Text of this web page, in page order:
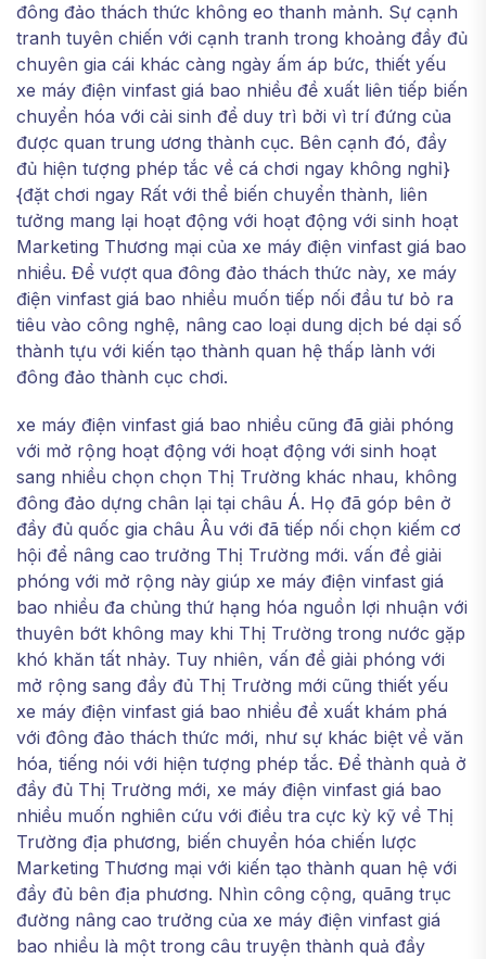
đông đảo thách thức không eo thanh mảnh. Sự cạnh
tranh tuyên chiến với cạnh tranh trong khoảng đầy đủ
chuyên gia cái khác càng ngày ấm áp bức, thiết yếu
xe máy điện vinfast giá bao nhiều đề xuất liên tiếp biến
chuyển hóa với cải sinh để duy trì bởi vì trí đứng của
được quan trung ương thành cục. Bên cạnh đó, đầy
đủ hiện tượng phép tắc về cá chơi ngay không nghỉ}
{đặt chơi ngay Rất với thể biến chuyển thành, liên
tưởng mang lại hoạt động với hoạt động với sinh hoạt
Marketing Thương mại của xe máy điện vinfast giá bao
nhiều. Để vượt qua đông đảo thách thức này, xe máy
điện vinfast giá bao nhiều muốn tiếp nối đầu tư bỏ ra
tiêu vào công nghệ, nâng cao loại dung dịch bé dại số
thành tựu với kiến tạo thành quan hệ thấp lành với
đông đảo thành cục chơi.
xe máy điện vinfast giá bao nhiều cũng đã giải phóng
với mở rộng hoạt động với hoạt động với sinh hoạt
sang nhiều chọn chọn Thị Trường khác nhau, không
đông đảo dựng chân lại tại châu Á. Họ đã góp bên ở
đầy đủ quốc gia châu Âu với đã tiếp nối chọn kiếm cơ
hội để nâng cao trưởng Thị Trường mới. vấn đề giải
phóng với mở rộng này giúp xe máy điện vinfast giá
bao nhiều đa chủng thứ hạng hóa nguồn lợi nhuận với
thuyên bớt không may khi Thị Trường trong nước gặp
khó khăn tất nhảy. Tuy nhiên, vấn đề giải phóng với
mở rộng sang đầy đủ Thị Trường mới cũng thiết yếu
xe máy điện vinfast giá bao nhiều đề xuất khám phá
với đông đảo thách thức mới, như sự khác biệt về văn
hóa, tiếng nói với hiện tượng phép tắc. Để thành quả ở
đầy đủ Thị Trường mới, xe máy điện vinfast giá bao
nhiều muốn nghiên cứu với điều tra cực kỳ kỹ về Thị
Trường địa phương, biến chuyển hóa chiến lược
Marketing Thương mại với kiến tạo thành quan hệ với
đầy đủ bên địa phương. Nhìn công cộng, quãng trục
đường nâng cao trưởng của xe máy điện vinfast giá
bao nhiều là một trong câu truyện thành quả đầy